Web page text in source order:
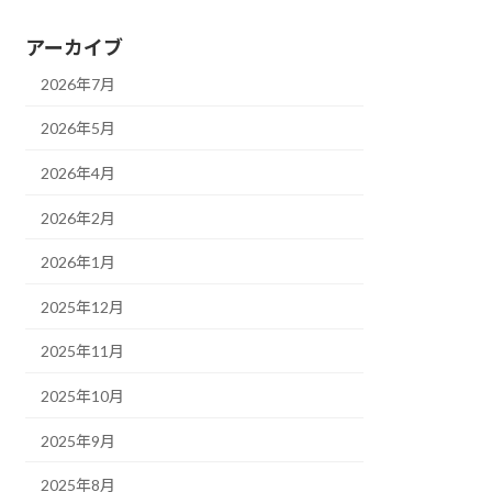
アーカイブ
2026年7月
2026年5月
2026年4月
2026年2月
2026年1月
2025年12月
2025年11月
2025年10月
2025年9月
2025年8月